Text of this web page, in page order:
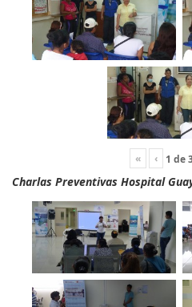
« ‹ 1 de
Charlas Preventivas Hospital